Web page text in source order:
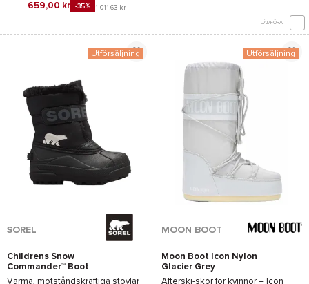
659,00 kr -35% 1 011,63 kr
JÄMFÖRA
Utförsäljning
SOREL
Childrens Snow
Commander™ Boot
Black Charcoal
Varma, motståndskraftiga stövlar
Utförsäljning
MOON BOOT
Moon Boot Icon Nylon
Glacier Grey
Afterski-skor för kvinnor – Icon